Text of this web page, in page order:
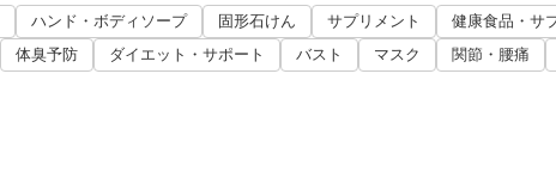
ハンド・ボディソープ 固形石けん サプリメント 健康食品・サ
体臭予防 ダイエット・サポート バスト マスク 関節・腰痛